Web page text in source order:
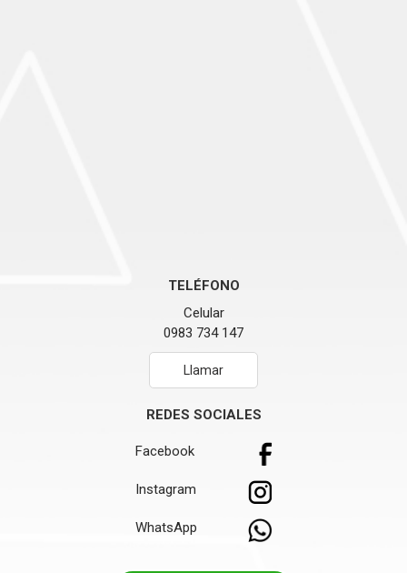
TELÉFONO
Celular
0983 734 147
Llamar
REDES SOCIALES
Facebook
Instagram
WhatsApp